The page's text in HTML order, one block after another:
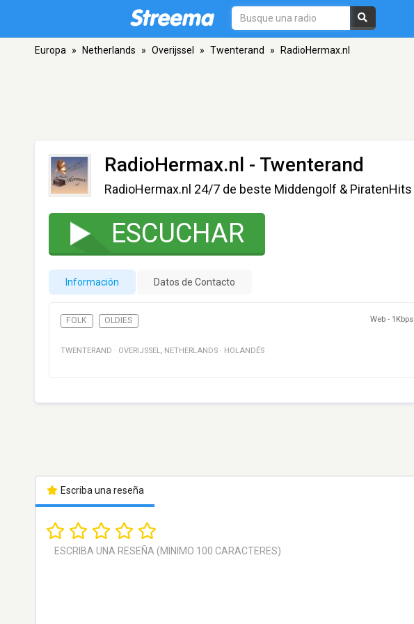
Europa » Netherlands » Overijssel » Twenterand » RadioHermax.nl
RadioHermax.nl - Twenterand
RadioHermax.nl 24/7 de beste Middengolf & PiratenHits
ESCUCHAR
Información Datos de Contacto
FOLK OLDIES Web - 1Kbps
TWENTERAND · OVERIJSSEL, NETHERLANDS · HOLANDÉS
Escriba una reseña